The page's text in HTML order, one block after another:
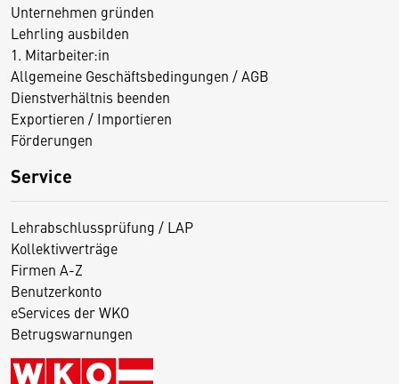
Unternehmen gründen
Lehrling ausbilden
1. Mitarbeiter:in
Allgemeine Geschäftsbedingungen / AGB
Dienstverhältnis beenden
Exportieren / Importieren
Förderungen
Service
Lehrabschlussprüfung / LAP
Kollektivverträge
Firmen A-Z
Benutzerkonto
eServices der WKO
Betrugswarnungen